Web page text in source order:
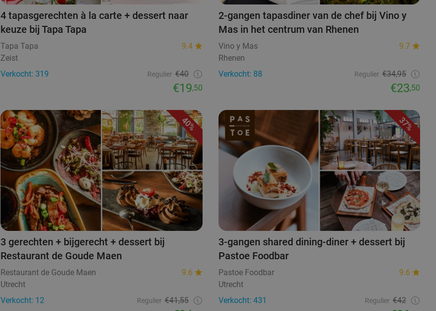
4 tapasgerechten à la carte + dessert naar
keuze bij Tapa Tapa
Tapa Tapa
9.4
Zeist
Verkocht: 319
Regulier €40
€19,50
2-gangen tapasdiner van de chef bij Vino y
Mas in het centrum van Rhenen
Vino y Mas
9.7
Rhenen
Verkocht: 88
Regulier €34,95
€23,50
40%
3 gerechten + bijgerecht + dessert bij
Restaurant de Goude Maen
Restaurant de Goude Maen
9.6
Utrecht
Verkocht: 12
Regulier €41,55
37%
3-gangen shared dining-diner + dessert bij
Pastoe Foodbar
Pastoe Foodbar
9.6
Utrecht
Verkocht: 431
Regulier €42